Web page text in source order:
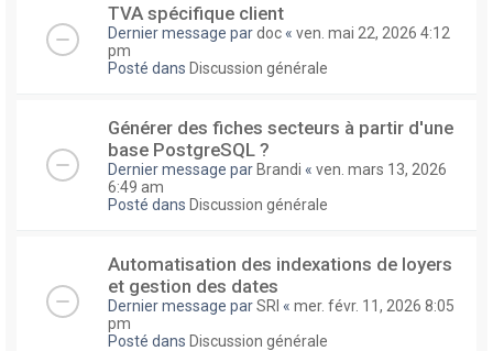
TVA spécifique client
Dernier message pardoc « ven. mai 22, 2026 4:12
pm
Posté dans Discussion générale
Générer des fiches secteurs à partir d'une
base PostgreSQL ?
Dernier message par Brandi « ven. mars 13, 2026
6:49 am
Posté dans Discussion générale
Automatisation des indexations de loyers
et gestion des dates
Dernier message parSRI « mer. févr. 11, 2026 8:05
pm
Posté dans Discussion générale